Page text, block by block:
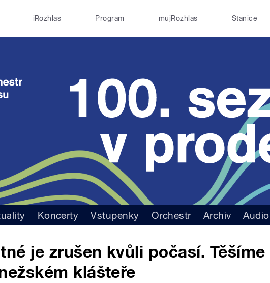
iRozhlas Program mujRozhlas Stanice
Koncerty Vstupenky Orchestr Archiv Audio
je zrušen kvůli počasí. Těšíme
klášteře